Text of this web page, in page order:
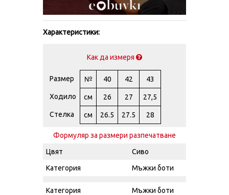
Характеристики:
Как да измеря
Размер № 40 42 43
Ходило см 26 27 27,5
Стелка см 26.5 27.5 28
Формуляр за размери разпечатване
Цвят
Сиво
Категория
Мъжки боти
Категория
Мъжки боти